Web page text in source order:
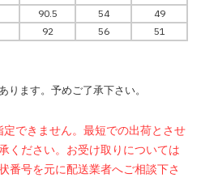
90.5 54
49
92 56 51
ます。予めご了承下さい。
できません。最短での出荷とさせ
ください。お受け取りについては
番号を元に配送業者へご相談下さ